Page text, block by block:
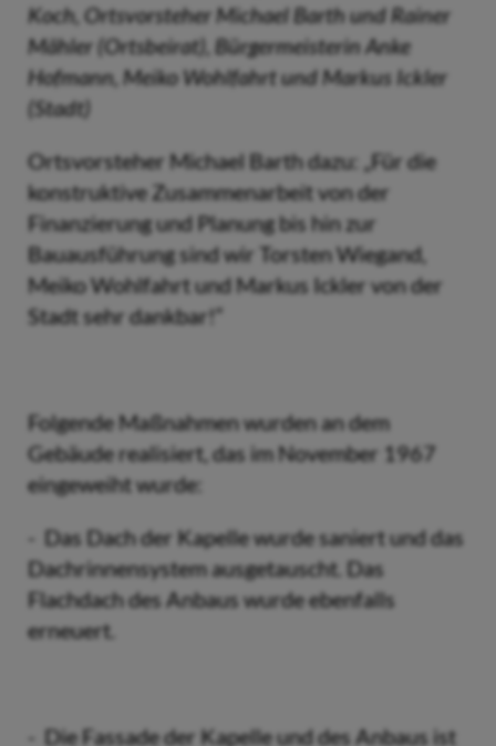
Koch, Ortsvorsteher Michael Barth und Rainer
Mähler (Ortsbeirat), Bürgermeisterin Anke
Hofmann, Meiko Wohlfahrt und Markus Ickler
(Stadt)
Ortsvorsteher Michael Barth dazu: „Für die
konstruktive Zusammenarbeit von der
Finanzierung und Planung bis hin zur
Bauausführung sind wir Torsten Wiegand,
Meiko Wohlfahrt und Markus Ickler von der
Stadt sehr dankbar!“
Folgende Maßnahmen wurden an dem
Gebäude realisiert, das im November 1967
eingeweiht wurde:
- Das Dach der Kapelle wurde saniert und das
Dachrinnensystem ausgetauscht. Das
Flachdach des Anbaus wurde ebenfalls
erneuert.
- Die Fassade der Kapelle und des Anbaus ist